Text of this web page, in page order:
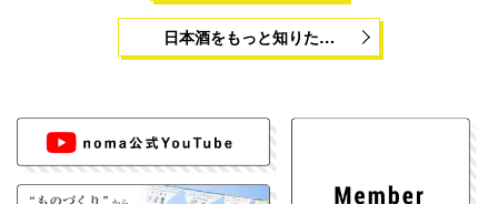
日本酒をもっと知りた…